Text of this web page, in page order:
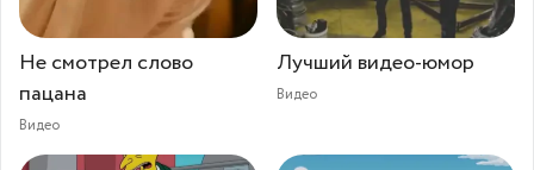
Не смотрел слово
пацана
Видео
Лучший видео-юмор
Видео